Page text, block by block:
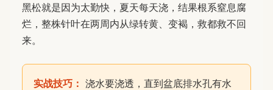
黑松就是因为太勤快，夏天每天浇，结果根系窒息腐
烂，整株针叶在两周内从绿转黄、变褐，救都救不回
来。
实战技巧： 浇水要浇透，直到盆底排水孔有水